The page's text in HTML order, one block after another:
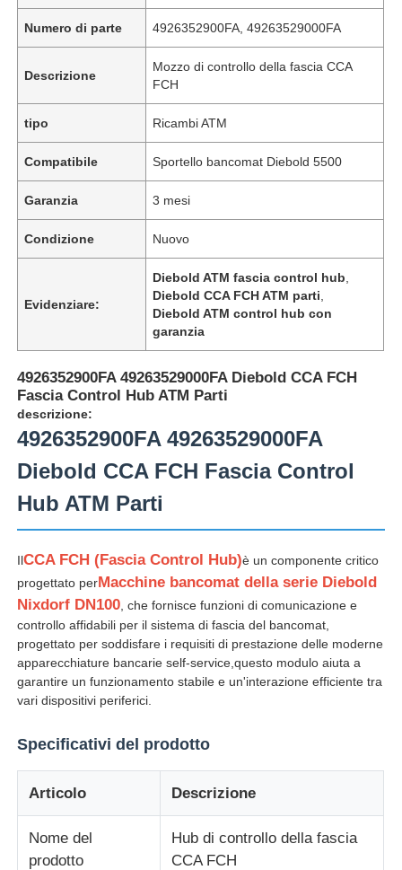
Casa
Video
Numero di parte 4926352900FA, 49263529000FA
Descrizione
Mozzo di controllo della fascia CCA
FCH
tipo Ricambi ATM
Compatibile Sportello bancomat Diebold 5500
Garanzia 3 mesi
Condizione Nuovo
Evidenziare:
Diebold ATM fascia control hub
Diebold CCA FCH ATM parti
Diebold ATM control hub con
garanzia
4926352900FA 49263529000FA Diebold CCA FCH
Fascia Control Hub ATM Parti
descrizione:
4926352900FA 49263529000FA
Diebold CCA FCH Fascia Control
Hub ATM Parti
IlCCA FCH (Fascia Control Hub)è un componente critico
progettato perMacchine bancomat della serie Diebold
Nixdorf DN100 , che fornisce funzioni di comunicazione e
controllo affidabili per il sistema di fascia del bancomat,
progettato per soddisfare i requisiti di prestazione delle moderne
apparecchiature bancarie self-service,questo modulo aiuta a
garantire un funzionamento stabile e un'interazione efficiente tra
vari dispositivi periferici.
Specificativi del prodotto
Articolo Descrizione
Nome del
prodotto
Hub di controllo della fascia
CCA FCH